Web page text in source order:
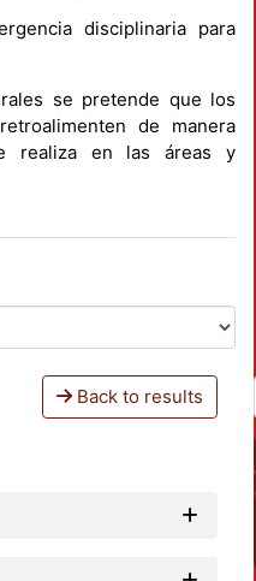
disciplinaria para
se pretende que los
de manera
realiza en las áreas y
Back to results